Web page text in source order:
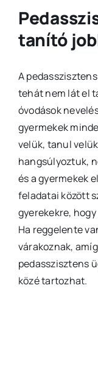
tanító
A
tehát nem lát el
óvodások
gyermekek
velük, tanul
hangsúlyoztuk,
és a gyermekek
feladatai között
gyerekekre,
Ha reggelente
várakoznak,
pedasszisztens
közé tartozhat.